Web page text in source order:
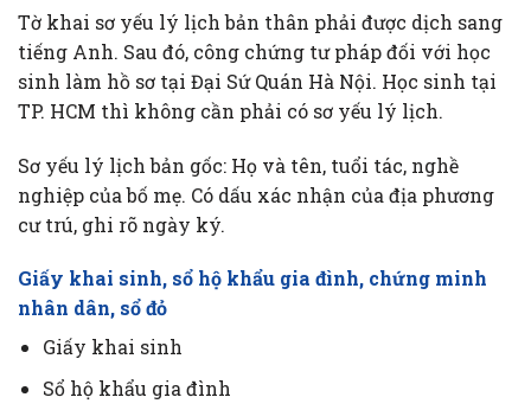
Tờ khai sơ yếu lý lịch bản thân phải được dịch sang
tiếng Anh. Sau đó, công chứng tư pháp đối với học
sinh làm hồ sơ tại Đại Sứ Quán Hà Nội. Học sinh tại
TP. HCM thì không cần phải có sơ yếu lý lịch.
Sơ yếu lý lịch bản gốc: Họ và tên, tuổi tác, nghề
nghiệp của bố mẹ. Có dấu xác nhận của địa phương
cư trú, ghi rõ ngày ký.
Giấy khai sinh, sổ hộ khẩu gia đình, chứng minh
nhân dân, sổ đỏ
Giấy khai sinh
Sổ hộ khẩu gia đình